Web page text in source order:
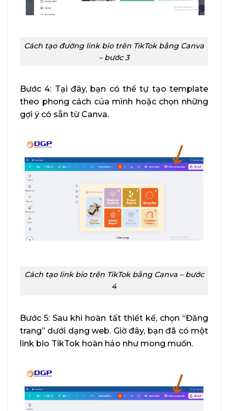
Cách tạo đường link bio trên TikTok bằng Canva
– bước 3
Bước 4: Tại đây, bạn có thể tự tạo template
theo phong cách của mình hoặc chọn những
gợi ý có sẵn từ Canva.
Cách tạo link bio trên TikTok bằng Canva – bước
4
Bước 5: Sau khi hoàn tất thiết kế, chọn “Đăng
trang” dưới dạng web. Giờ đây, bạn đã có một
link bio TikTok hoàn hảo như mong muốn.